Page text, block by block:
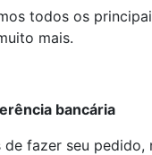
todos os
mais.
bancária
de fazer seu